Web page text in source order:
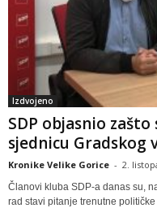
Izdvojeno
SDP objasnio
sjednicu Gradskog
Kronike Velike Gorice - 2.
Članovi kluba SDP-a danas su,
rad stavi pitanje trenutne